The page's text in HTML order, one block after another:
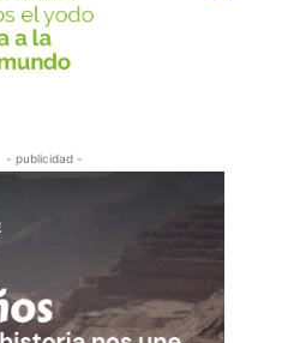
- publicidad -